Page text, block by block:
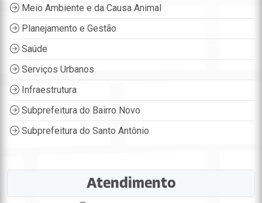
Meio Ambiente e da Causa Animal
Planejamento e Gestão
Saúde
Serviços Urbanos
Infraestrutura
Subprefeitura do Bairro Novo
Subprefeitura do Santo Antônio
Atendimento